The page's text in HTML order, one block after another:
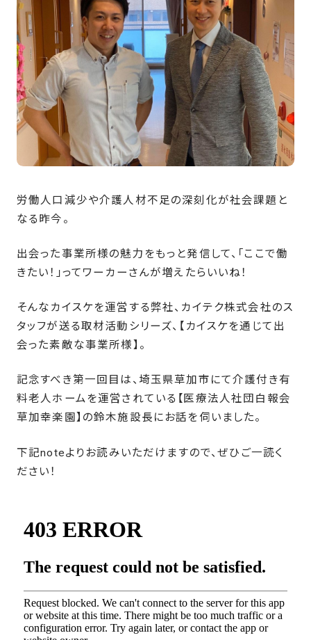
労働人口減少や介護人材不足の深刻化が社会課題と
なる昨今。
出会った事業所様の魅力をもっと発信して、「ここで働
きたい！」ってワーカーさんが増えたらいいね！
そんなカイスケを運営する弊社、カイテク株式会社のス
タッフが送る取材活動シリーズ、【カイスケを通じて出
会った素敵な事業所様】。
記念すべき第一回目は、埼玉県草加市にて介護付き有
料老人ホームを運営されている【医療法人社団白報会
草加幸楽園】の鈴木施設長にお話を伺いました。
下記noteよりお読みいただけますので、ぜひご一読く
ださい！